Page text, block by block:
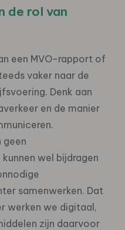
de rol van
een MVO-rapport of
vaker naar de
Denk aan
en de manier
geen
wel bijdragen
samenwerken. Dat
werken we digitaal,
zijn daarvoor